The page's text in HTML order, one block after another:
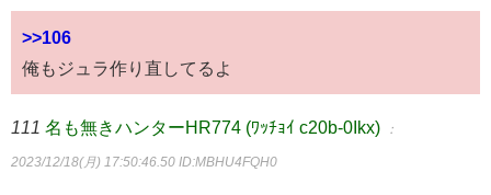
>>106
俺もジュラ作り直してるよ
111 名も無きハンターHR774 (ﾜｯﾁｮｲ c20b-0Ikx) ：
2023/12/18(月) 17:50:46.50 ID:MBHU4FQH0